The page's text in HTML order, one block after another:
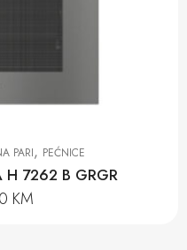
PARI, PEĆNICE
H 7262 B GRGR
KM